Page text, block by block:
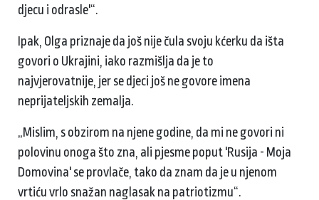
djecu i odrasle'“.
Ipak, Olga priznaje da još nije čula svoju kćerku da išta
govori o Ukrajini, iako razmišlja da je to
najvjerovatnije, jer se djeci još ne govore imena
neprijateljskih zemalja.
„Mislim, s obzirom na njene godine, da mi ne govori ni
polovinu onoga što zna, ali pjesme poput 'Rusija - Moja
Domovina' se provlače, tako da znam da je u njenom
vrtiću vrlo snažan naglasak na patriotizmu“.